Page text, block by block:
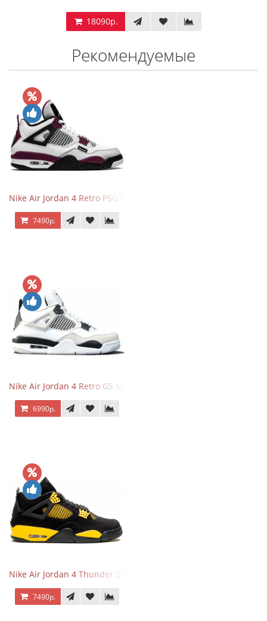
18090р.
Рекомендуемые
Nike Air Jordan 4 Retro PSG Paris Saint-Germain
7490р.
Nike Air Jordan 4 Retro GS Military Black
6990р.
Nike Air Jordan 4 Thunder 2023
7490р.